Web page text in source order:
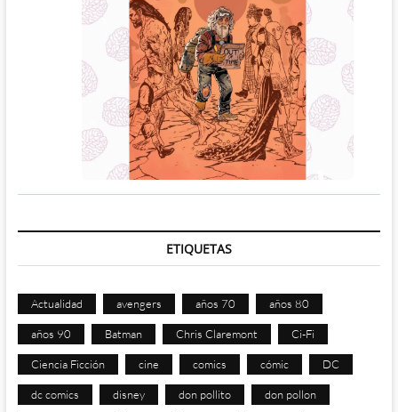
ETIQUETAS
Actualidad avengers años 70 años 80
años 90 Batman Chris Claremont Ci-Fi
Ciencia Ficción cine comics cómic DC
dc comics disney don pollito don pollon